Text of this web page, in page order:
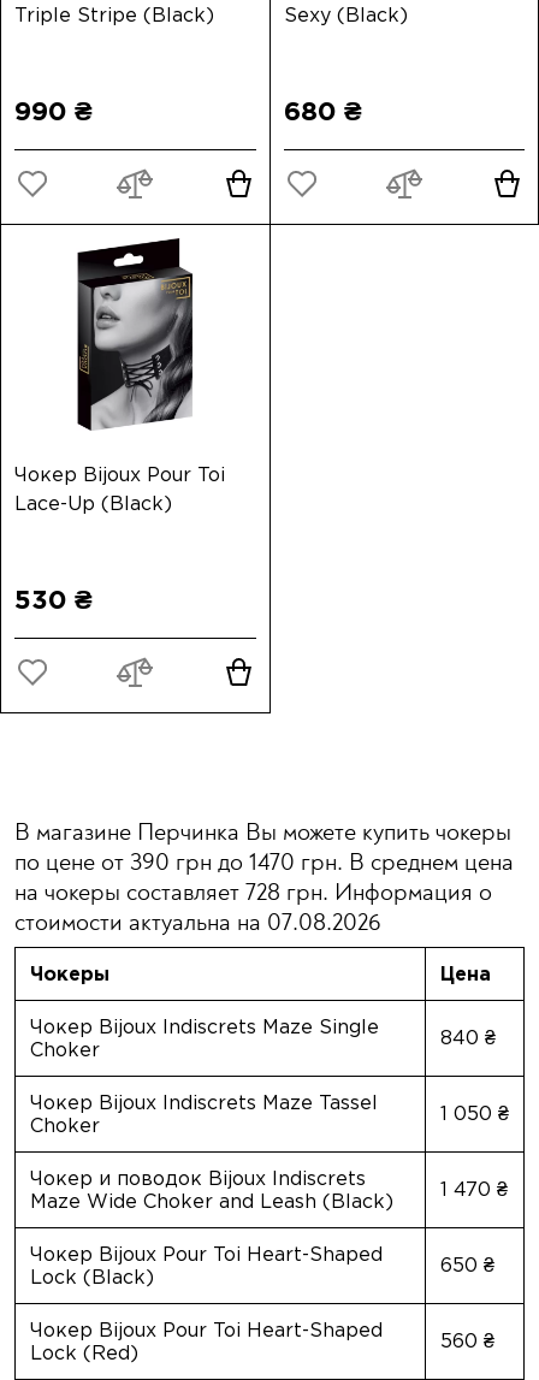
Triple Stripe (Black)
990 ₴
Sexy (Black)
680 ₴
Чокер Bijoux Pour Toi
Lace-Up (Black)
530 ₴
В магазине Перчинка Вы можете купить чокеры
по цене от 390 грн до 1470 грн. В среднем цена
на чокеры составляет 728 грн. Информация о
стоимости актуальна на 07.08.2026
Чокеры Цена
Чокер Bijoux Indiscrets Maze Single
Choker
840 ₴
Чокер Bijoux Indiscrets Maze Tassel
Choker
1 050 ₴
Чокер и поводок Bijoux Indiscrets
Maze Wide Choker and Leash (Black)
1 470 ₴
Чокер Bijoux Pour Toi Heart-Shaped
Lock (Black)
650 ₴
Чокер Bijoux Pour Toi Heart-Shaped
Lock (Red)
560 ₴